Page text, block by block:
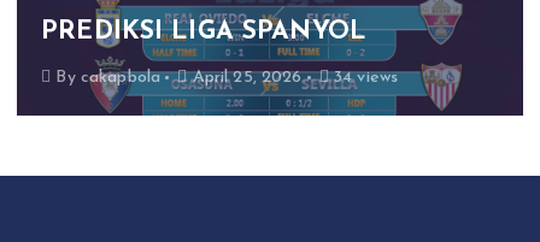
PREDIKSI LIGA SPANYOL
By cakapbola April 25, 2026 34 views